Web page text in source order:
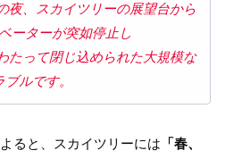
夜、スカイツリーの展望台から
ーターが突如停止し
たって閉じ込められた大規模な
ブルです。
ると、スカイツリーには 「春、